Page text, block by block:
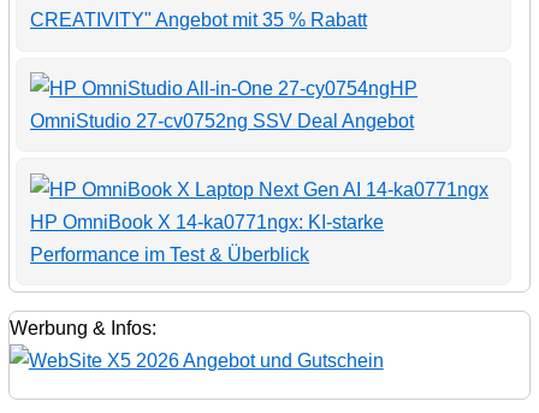
CREATIVITY" Angebot mit 35 % Rabatt
HP
OmniStudio 27-cv0752ng SSV Deal Angebot
HP OmniBook X 14-ka0771ngx: KI-starke
Performance im Test & Überblick
Werbung & Infos: